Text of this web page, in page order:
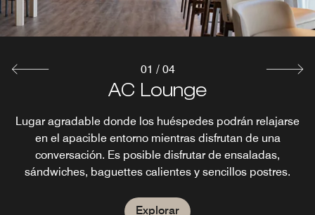
AC Lounge
Lugar agradable donde los huéspedes podrán relajarse
en el apacible entorno mientras disfrutan de una
conversación. Es posible disfrutar de ensaladas,
sándwiches, baguettes calientes y sencillos postres.
Explorar
ATICO Bar y Restaurante
El restaurante Atico puede estar cerrado debido a
eventos privados. En este caso, el servicio de banquetes
y el bar en el primer piso estarán disponibles para los
clientes del hotel. Ponte en contacto con el hotel para
Breakfast Room
Área para el desayuno
Explorar
ATICO Bar
Explorar
01 / 04